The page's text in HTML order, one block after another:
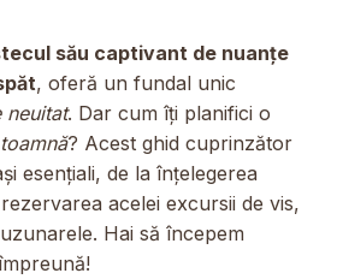
său captivant de nuanțe
, oferă un fundal unic
neuitat. Dar cum îți planifici o
? Acest ghid cuprinzător
esențiali, de la înțelegerea
acelei excursii de vis,
Hai să începem